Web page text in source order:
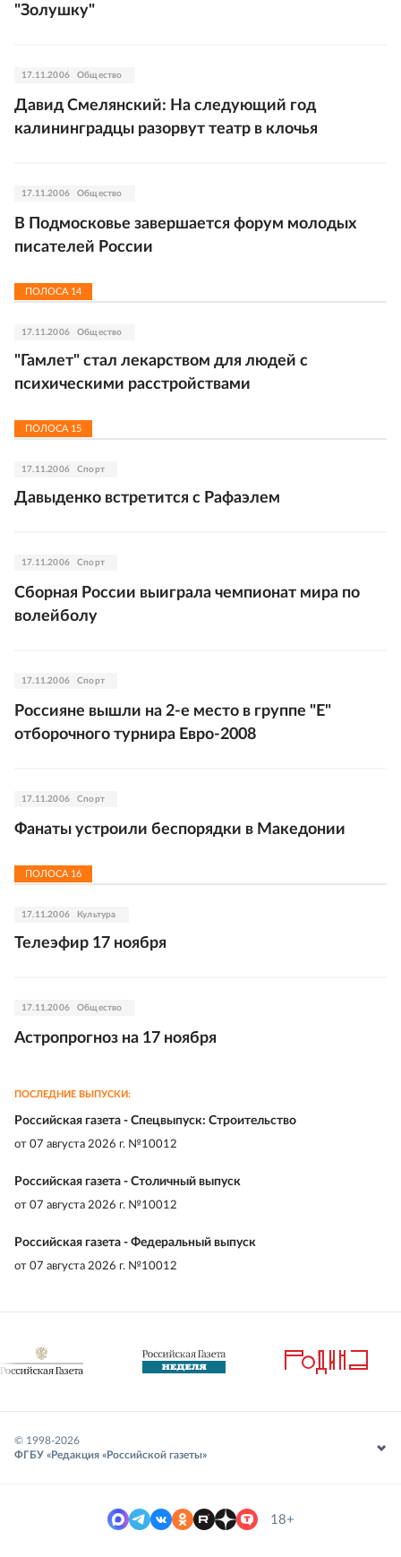
"Золушку"
17.11.2006 Общество
Давид Смелянский: На следующий год
калининградцы разорвут театр в клочья
17.11.2006 Общество
В Подмосковье завершается форум молодых
писателей России
ПОЛОСА 14
17.11.2006 Общество
"Гамлет" стал лекарством для людей с
психическими расстройствами
ПОЛОСА 15
17.11.2006 Спорт
Давыденко встретится с Рафаэлем
17.11.2006 Спорт
Сборная России выиграла чемпионат мира по
волейболу
17.11.2006 Спорт
Россияне вышли на 2-е место в группе "Е"
отборочного турнира Евро-2008
17.11.2006 Спорт
Фанаты устроили беспорядки в Македонии
ПОЛОСА 16
17.11.2006 Культура
Телеэфир 17 ноября
17.11.2006 Общество
Астропрогноз на 17 ноября
ПОСЛЕДНИЕ ВЫПУСКИ:
Российская газета - Спецвыпуск: Строительство
от 07 августа 2026 г. №10012
Российская газета - Столичный выпуск
от 07 августа 2026 г. №10012
Российская газета - Федеральный выпуск
от 07 августа 2026 г. №10012
© 1998-2026
ФГБУ «Редакция «Российской газеты»
18+